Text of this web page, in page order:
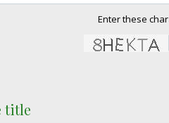
Enter these
title